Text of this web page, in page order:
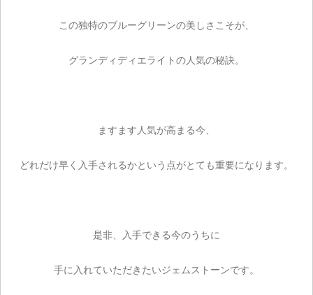
この独特のブルーグリーンの美しさこそが、
グランディディエライトの人気の秘訣。
ますます人気が高まる今、
どれだけ早く入手されるかという点がとても重要になります。
是非、入手できる今のうちに
手に入れていただきたいジェムストーンです。
カートを見る
お買い物を続ける